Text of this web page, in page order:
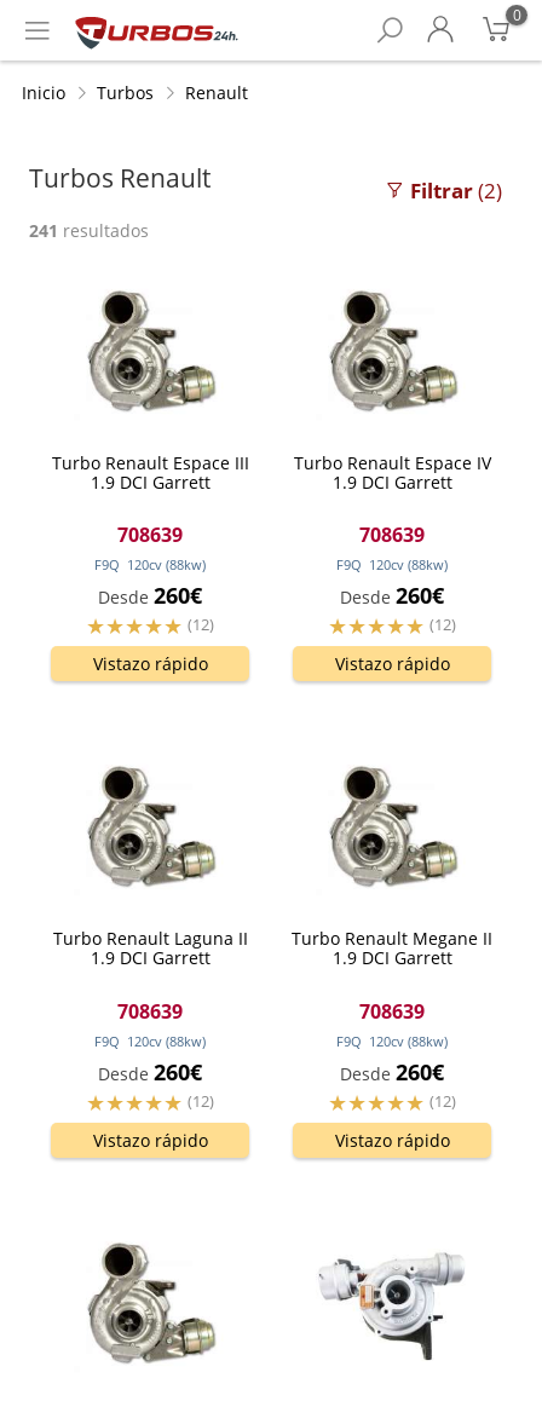
0
Inicio Turbos Renault
Turbos Renault Filtrar(2)
241 resultados
Turbo Renault Espace III
1.9 DCI Garrett
708639
F9Q 120cv (88kw)
Desde 260€
(12)
Vistazo rápido
Turbo Renault Espace IV
1.9 DCI Garrett
708639
F9Q 120cv (88kw)
Desde 260€
(12)
Vistazo rápido
Turbo Renault Laguna II
1.9 DCI Garrett
708639
F9Q 120cv (88kw)
Desde 260€
(12)
Vistazo rápido
Turbo Renault Megane II
1.9 DCI Garrett
708639
F9Q 120cv (88kw)
Desde 260€
(12)
Vistazo rápido